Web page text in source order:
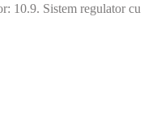
10.9. Sistem regulator